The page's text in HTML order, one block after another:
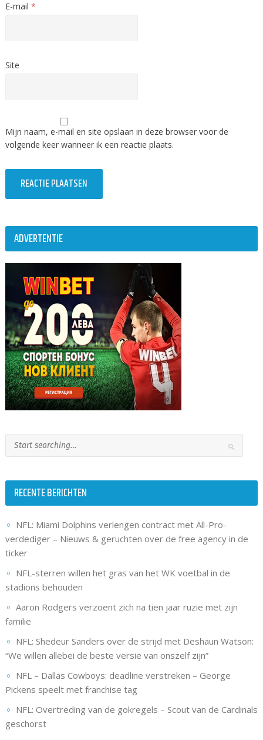
E-mail *
Site
Mijn naam, e-mail en site opslaan in deze browser voor de
volgende keer wanneer ik een reactie plaats.
ADVERTENTIE
RECENTE BERICHTEN
NFL: Miami Dolphins verlengen contract met All-Pro-
verdediger – Nieuws & geruchten over de free agency in de
ticker
NFL-sterren willen het gras van het WK voetbal in de
stadions behouden
Aaron Rodgers verzoent zich na tien jaar ruzie met zijn
familie
NFL: Shedeur Sanders over de strijd met Deshaun Watson:
“We willen allebei de beste versie van onszelf zijn”
NFL – Dallas Cowboys: deadline verstreken – George
Pickens speelt met franchise tag
NFL: Overtreding van de gokregels – Scout van de Cardinals
geschorst